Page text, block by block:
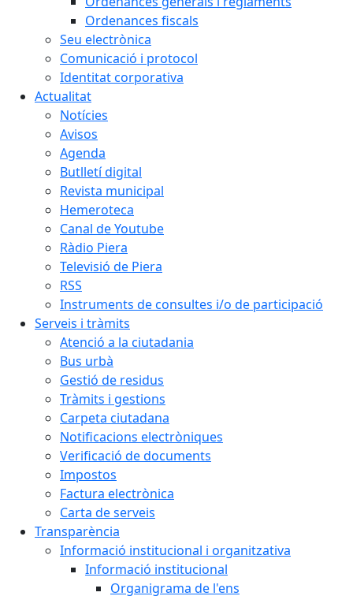
Ordenances fiscals
Seu electrònica
Comunicació i protocol
Identitat corporativa
Actualitat
Notícies
Avisos
Agenda
Butlletí digital
Revista municipal
Hemeroteca
Canal de Youtube
Ràdio Piera
Televisió de Piera
RSS
Instruments de consultes i/o de participació
Serveis i tràmits
Atenció a la ciutadania
Bus urbà
Gestió de residus
Tràmits i gestions
Carpeta ciutadana
Notificacions electròniques
Verificació de documents
Impostos
Factura electrònica
Carta de serveis
Transparència
Informació institucional i organitzativa
Informació institucional
Organigrama de l'ens